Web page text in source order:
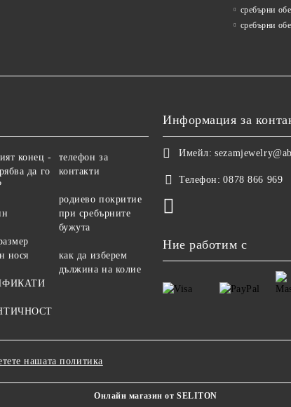
сребърни
сребърни
конец -
да го
нося
телефон за
контакти
родиево покритие
при сребърните
бужута
как да изберем
дължина на колие
Информация за
Имейл:
Телефон: 0878 866 969
Ние работим с
нашата политика
Онлайн магазин от SELITON